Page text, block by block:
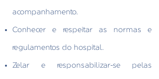
acompanhamento.
Conhecer e respeitar as normas e
regulamentos do hospital.
Zelar e responsabilizar-se pelas